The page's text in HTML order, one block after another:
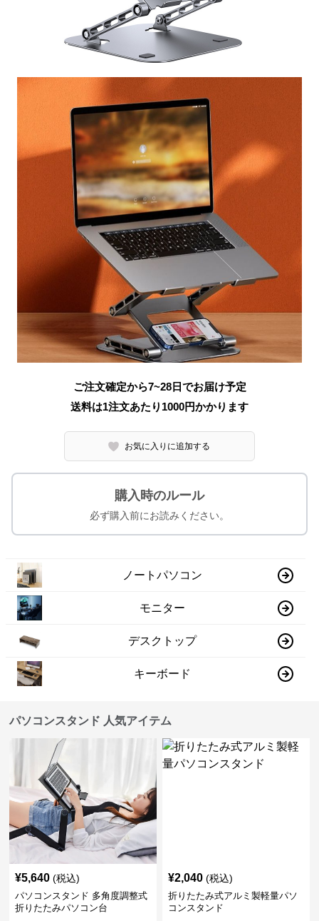
ご注文確定から7~28日でお届け予定
送料は1注文あたり 1000円かかります
お気に入りに追加する
購入時のルール
必ず購入前にお読みください。
ノートパソコン
モニター
デスクトップ
キーボード
パソコンスタンド 人気アイテム
¥5,640 (税込)
パソコンスタンド 多角度調整式
折りたたみパソコン台
¥2,040 (税込)
折りたたみ式アルミ製軽量パソ
コンスタンド